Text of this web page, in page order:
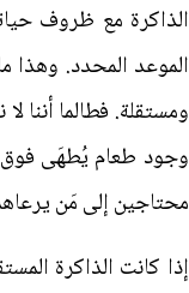
الذاكرة مع ظروف
الموعد المحدد. وهذا
ومستقلة. فطالما
وجود طعام يُطهَى فوق
محتاجين إلى مَن
إذا كانت الذاكرة